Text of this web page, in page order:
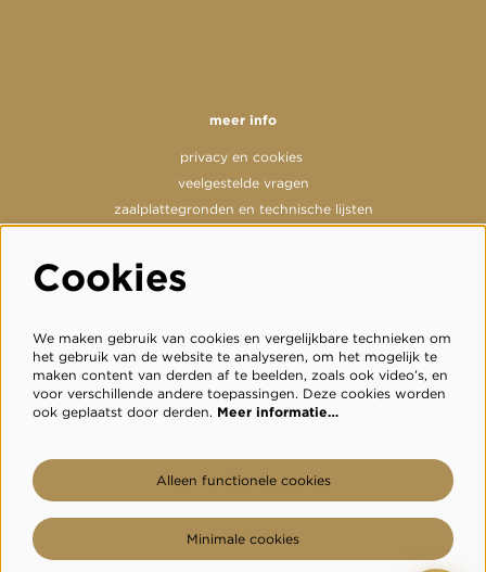
meer info
privacy en cookies
veelgestelde vragen
zaalplattegronden en technische lijsten
meld je aan voor de nieuwsbrief
Cookies
We maken gebruik van cookies en vergelijkbare technieken om
het gebruik van de website te analyseren, om het mogelijk te
maken content van derden af te beelden, zoals ook video’s, en
voor verschillende andere toepassingen. Deze cookies worden
ook geplaatst door derden. Meer informatie…
Alleen functionele cookies
Minimale cookies